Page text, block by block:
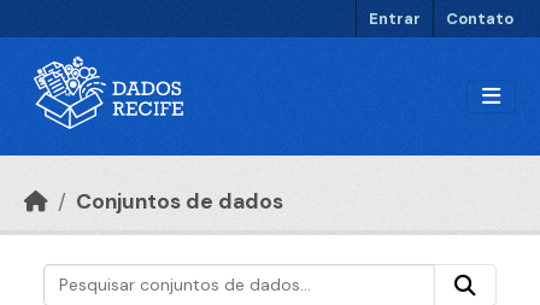
Entrar Contato
Conjuntos de dados